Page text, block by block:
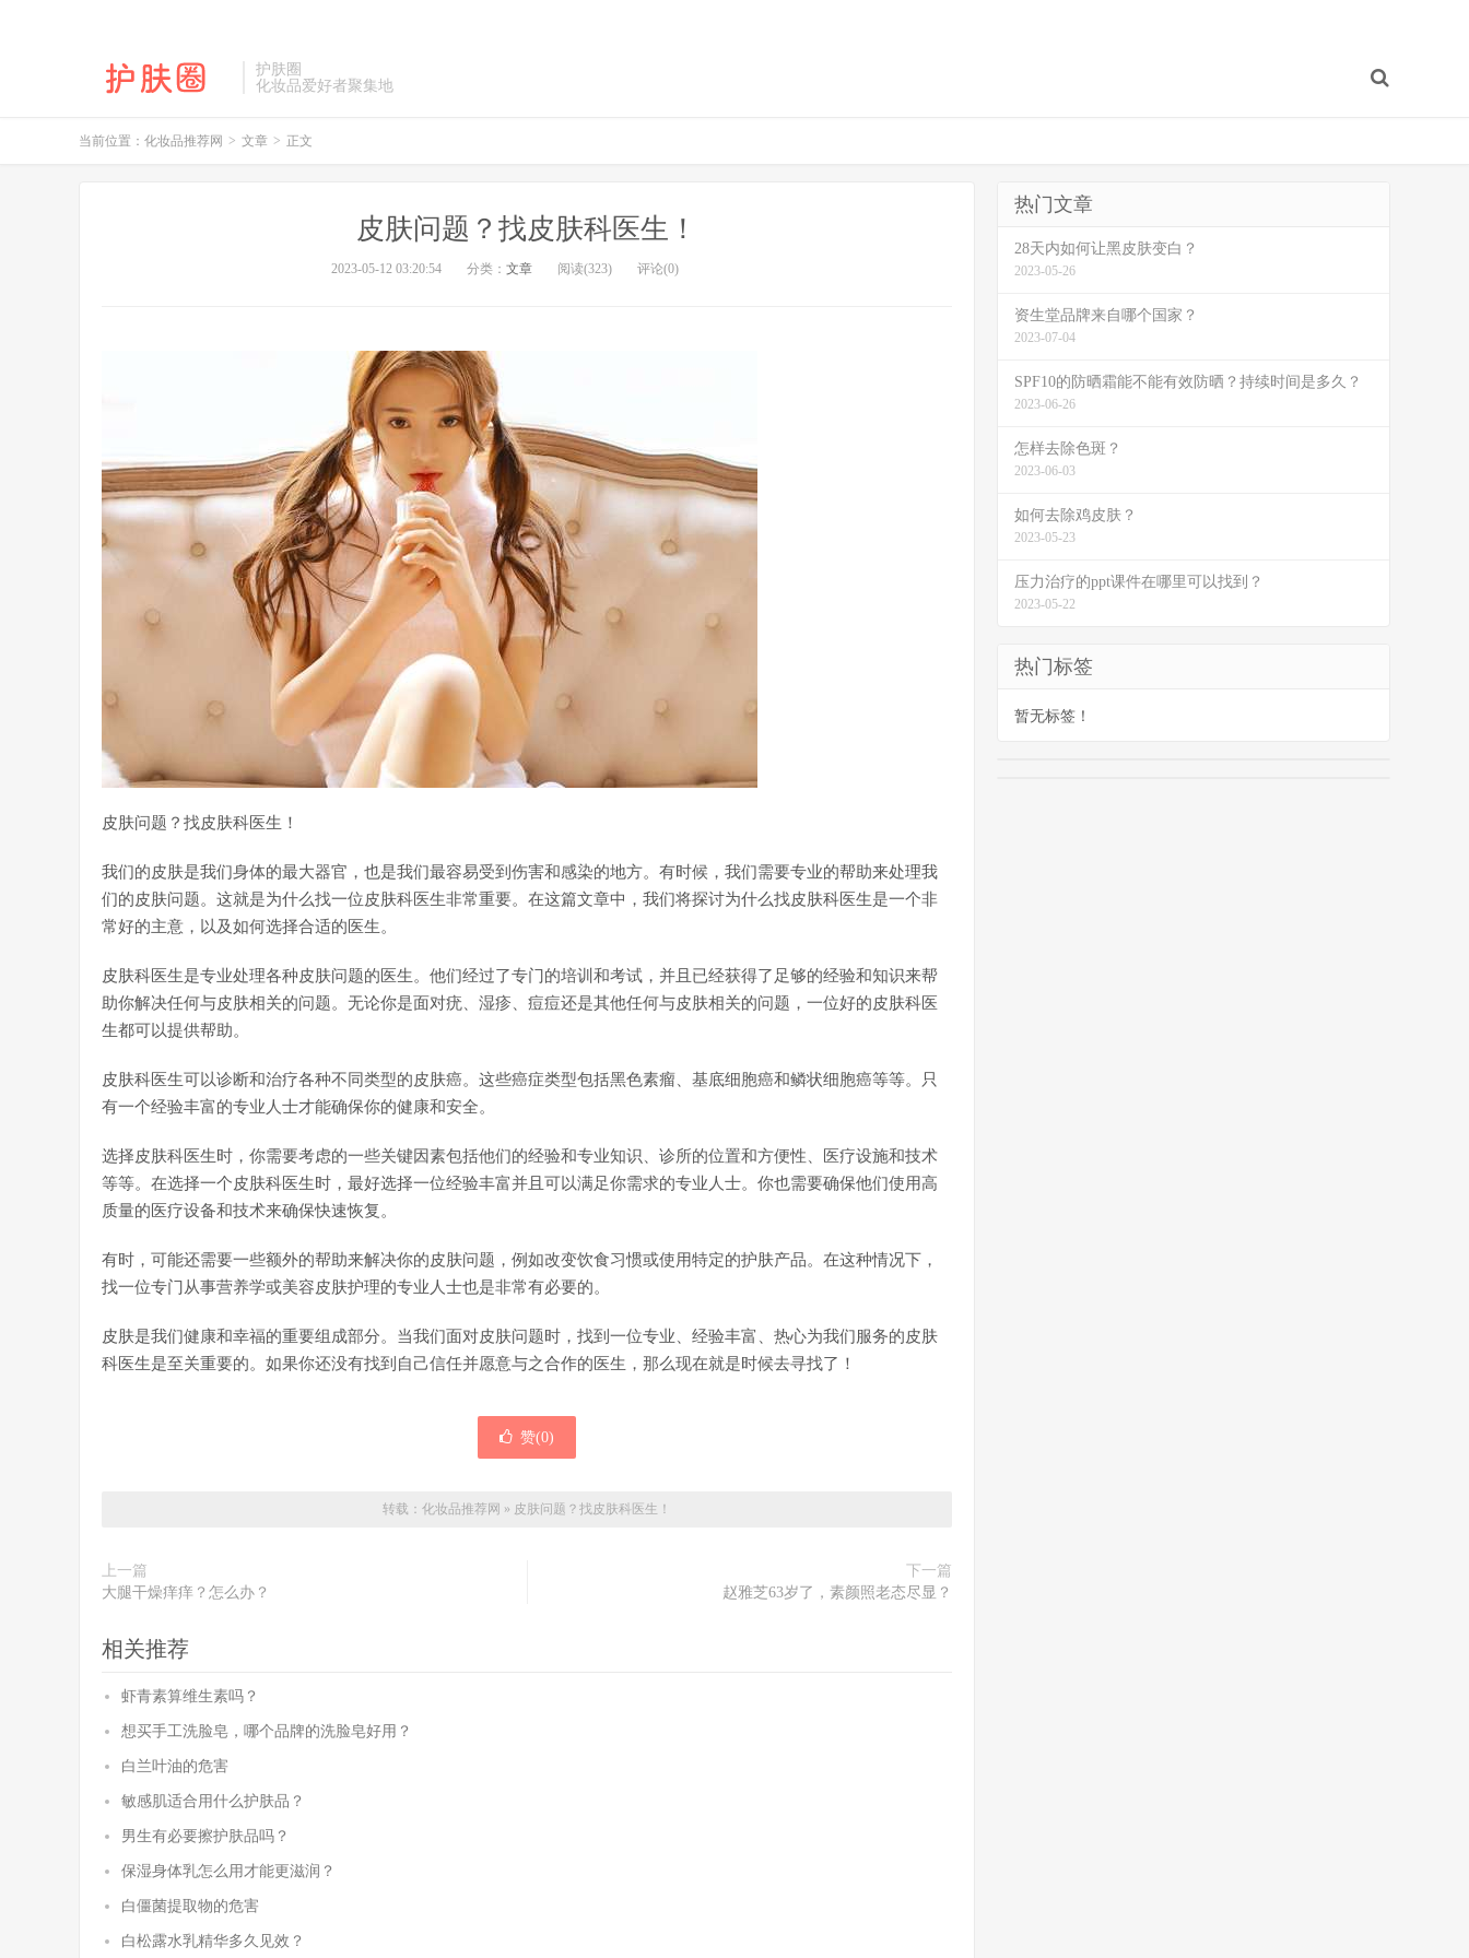
护肤圈
化妆品爱好者聚集地
当前位置： 化妆品推荐网 > 文章 > 正文
皮肤问题？找皮肤科医生！
2023-05-12 03:20:54 分类： 文章 阅读(323) 评论(0)
皮肤问题？找皮肤科医生！
我们的皮肤是我们身体的最大器官，也是我们最容易受到伤害和感染的地方。有时候，我们需要专业的帮助来处理我
们的皮肤问题。这就是为什么找一位皮肤科医生非常重要。在这篇文章中，我们将探讨为什么找皮肤科医生是一个非
常好的主意，以及如何选择合适的医生。
皮肤科医生是专业处理各种皮肤问题的医生。他们经过了专门的培训和考试，并且已经获得了足够的经验和知识来帮
助你解决任何与皮肤相关的问题。无论你是面对疣、湿疹、痘痘还是其他任何与皮肤相关的问题，一位好的皮肤科医
生都可以提供帮助。
皮肤科医生可以诊断和治疗各种不同类型的皮肤癌。这些癌症类型包括黑色素瘤、基底细胞癌和鳞状细胞癌等等。只
有一个经验丰富的专业人士才能确保你的健康和安全。
选择皮肤科医生时，你需要考虑的一些关键因素包括他们的经验和专业知识、诊所的位置和方便性、医疗设施和技术
等等。在选择一个皮肤科医生时，最好选择一位经验丰富并且可以满足你需求的专业人士。你也需要确保他们使用高
质量的医疗设备和技术来确保快速恢复。
有时，可能还需要一些额外的帮助来解决你的皮肤问题，例如改变饮食习惯或使用特定的护肤产品。在这种情况下，
找一位专门从事营养学或美容皮肤护理的专业人士也是非常有必要的。
皮肤是我们健康和幸福的重要组成部分。当我们面对皮肤问题时，找到一位专业、经验丰富、热心为我们服务的皮肤
科医生是至关重要的。如果你还没有找到自己信任并愿意与之合作的医生，那么现在就是时候去寻找了！
赞(0)
转载： 化妆品推荐网 » 皮肤问题？找皮肤科医生！
上一篇
大腿干燥痒痒？怎么办？
下一篇
赵雅芝63岁了，素颜照老态尽显？
相关推荐
虾青素算维生素吗？
想买手工洗脸皂，哪个品牌的洗脸皂好用？
白兰叶油的危害
敏感肌适合用什么护肤品？
男生有必要擦护肤品吗？
保湿身体乳怎么用才能更滋润？
白僵菌提取物的危害
白松露水乳精华多久见效？
热门文章
28天内如何让黑皮肤变白？
2023-05-26
资生堂品牌来自哪个国家？
2023-07-04
SPF10的防晒霜能不能有效防晒？持续时间是多久？
2023-06-26
怎样去除色斑？
2023-06-03
如何去除鸡皮肤？
2023-05-23
压力治疗的ppt课件在哪里可以找到？
2023-05-22
热门标签
暂无标签！